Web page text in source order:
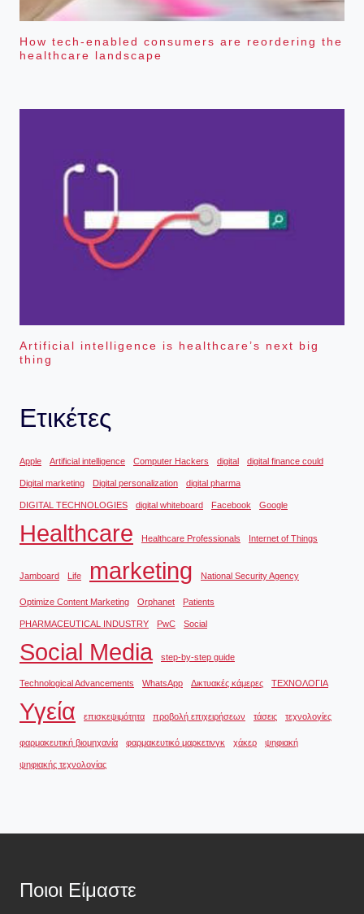
How tech-enabled consumers are reordering the
healthcare landscape
Artificial intelligence is healthcare’s next big
thing
Ετικέτες
Apple Artificial intelligence Computer Hackers digital digital finance could
Digital marketing Digital personalization digital pharma
DIGITAL TECHNOLOGIES digital whiteboard Facebook Google
Healthcare Healthcare Professionals Internet of Things
Jamboard Life marketing National Security Agency
Optimize Content Marketing Orphanet Patients
PHARMACEUTICAL INDUSTRY PwC Social
Social Media step-by-step guide
Technological Advancements WhatsApp Δικτυακές κάμερες ΤΕΧΝΟΛΟΓΙΑ
Υγεία επισκεψιμότητα προβολή επιχειρήσεων τάσεις τεχνολογίες
φαρμακευτική βιομηχανία φαρμακευτικό μαρκετινγκ χάκερ ψηφιακή
ψηφιακής τεχνολογίας
Ποιοι Είμαστε